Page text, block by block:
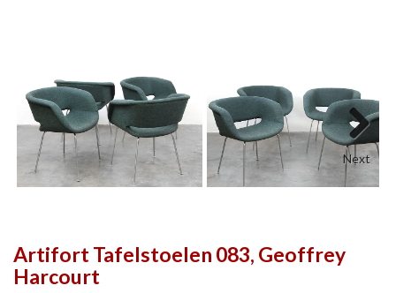
Next
Artifort Tafelstoelen 083, Geoffrey
Harcourt